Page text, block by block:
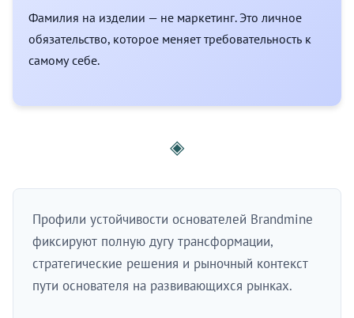
Фамилия на изделии — не маркетинг. Это личное
обязательство, которое меняет требовательность к
самому себе.
◈
Профили устойчивости основателей Brandmine
фиксируют полную дугу трансформации,
стратегические решения и рыночный контекст
пути основателя на развивающихся рынках.